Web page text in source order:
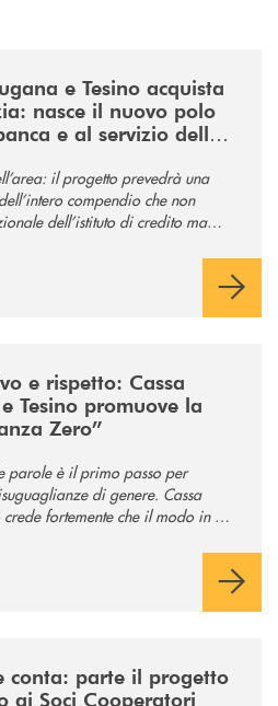
e Tesino acquista
nasce il nuovo polo
e al servizio della
il progetto prevedrà una
compendio che non
dell’istituto di credito ma
e rispetto: Cassa
Tesino promuove la
Zero”
parole è il primo passo per
di genere. Cassa
fortemente che il modo in cui
conta: parte il progetto
ai Soci Cooperatori